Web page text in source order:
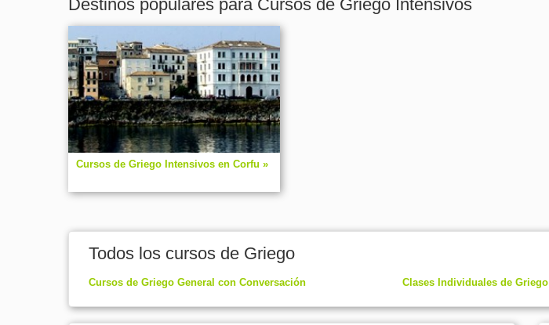
Destinos populares para Cursos de Griego Intensivos
Cursos de Griego Intensivos en Corfu »
Todos los cursos de Griego
Cursos de Griego General con Conversación Clases Individuales de Griego